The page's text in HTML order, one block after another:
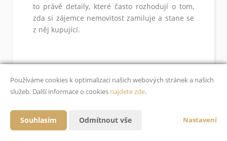
to právě detaily, které často rozhodují o tom,
zda si zájemce nemovitost zamiluje a stane se
z něj kupující.
Používáme cookies k optimalizaci našich webových stránek a našich
služeb. Další informace o cookies najdete zde.
Souhlasím Odmítnout vše Nastavení